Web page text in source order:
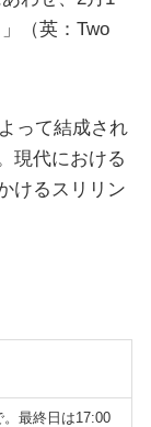
（英：Two
って結成され
現代における
けるスリリン
最終日は17:00